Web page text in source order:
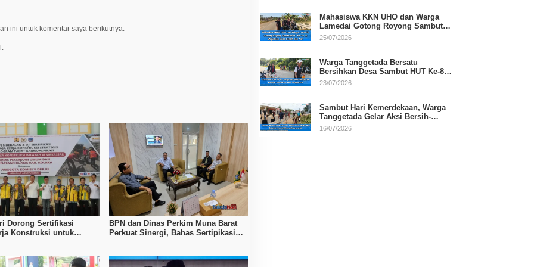
ini untuk komentar saya berikutnya.
Dorong Sertifikasi
Konstruksi untuk
BPN dan Dinas Perkim Muna Barat
Perkuat Sinergi, Bahas Sertipikasi
Mahasiswa KKN UHO dan Warga
Lamedai Gotong Royong Sambut
HUT Ke-81 RI
25/07/2026
Warga Tanggetada Bersatu
Bersihkan Desa Sambut HUT Ke-81
RI
23/07/2026
Sambut Hari Kemerdekaan, Warga
Tanggetada Gelar Aksi Bersih-
Bersih Desa
16/07/2026